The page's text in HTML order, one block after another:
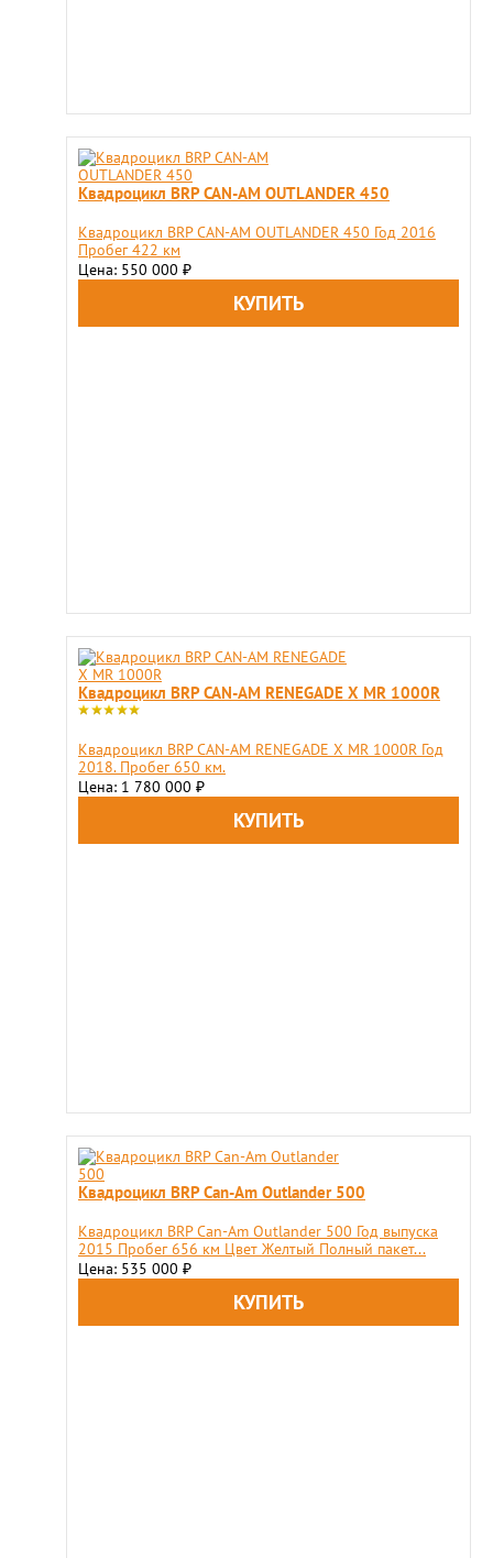
Квадроцикл BRP CAN-AM OUTLANDER 450
Квадроцикл BRP CAN-AM OUTLANDER 450 Год 2016
Пробег 422 км
Цена: 550 000 ₽
Квадроцикл BRP CAN-AM RENEGADE X MR 1000R
Квадроцикл BRP CAN-AM RENEGADE X MR 1000R Год
2018. Пробег 650 км.
Цена: 1 780 000 ₽
Квадроцикл BRP Can-Am Outlander 500
Квадроцикл BRP Can-Am Outlander 500 Год выпуска
2015 Пробег 656 км Цвет Желтый Полный пакет...
Цена: 535 000 ₽